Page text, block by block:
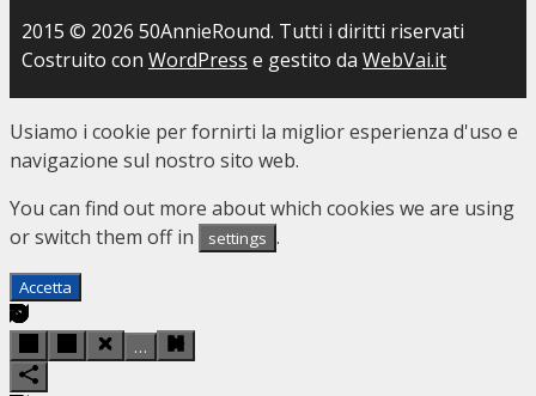
2015 © 2026 50AnnieRound. Tutti i diritti riservati
Costruito con WordPress e gestito da WebVai.it
Usiamo i cookie per fornirti la miglior esperienza d'uso e
navigazione sul nostro sito web.
You can find out more about which cookies we are using
or switch them off in
settings .
Accetta
…